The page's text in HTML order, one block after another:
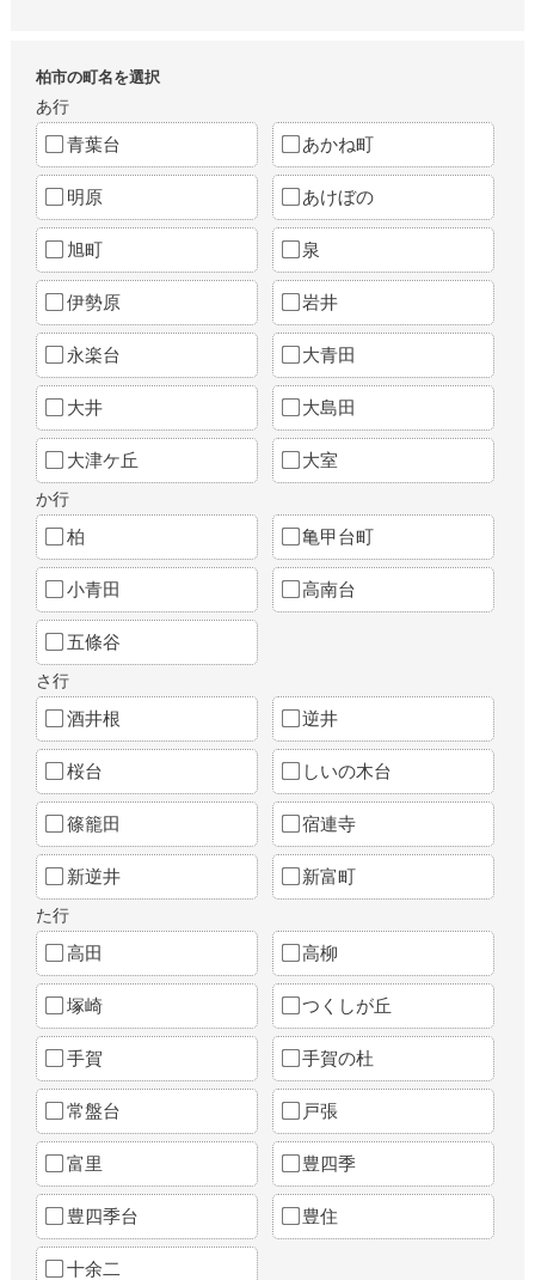
柏市の町名を選択
あ行
青葉台 あかね町
明原 あけぼの
旭町 泉
伊勢原 岩井
永楽台 大青田
大井 大島田
大津ケ丘 大室
か行
柏 亀甲台町
小青田 高南台
五條谷
さ行
酒井根 逆井
桜台 しいの木台
篠籠田 宿連寺
新逆井 新富町
た行
高田 高柳
塚崎 つくしが丘
手賀 手賀の杜
常盤台 戸張
富里 豊四季
豊四季台 豊住
十余二